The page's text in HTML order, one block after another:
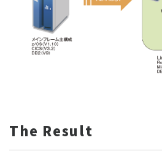
The Result